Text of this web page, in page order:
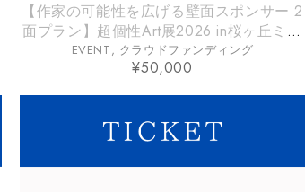
【作家の可能性を広げる壁面スポンサー 2
面プラン】超個性Art展2026 in桜ヶ丘ミュ
ージアム
EVENT, クラウドファンディング
¥50,000